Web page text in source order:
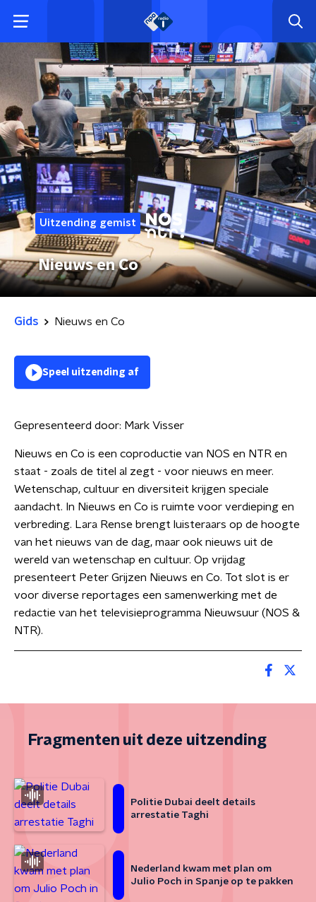
Uitzending gemist
Nieuws en Co
Gids Nieuws en Co
Speel uitzending af
Gepresenteerd door: Mark Visser
Nieuws en Co is een coproductie van NOS en NTR en
staat - zoals de titel al zegt - voor nieuws en meer.
Wetenschap, cultuur en diversiteit krijgen speciale
aandacht. In Nieuws en Co is ruimte voor verdieping en
verbreding. Lara Rense brengt luisteraars op de hoogte
van het nieuws van de dag, maar ook nieuws uit de
wereld van wetenschap en cultuur. Op vrijdag
presenteert Peter Grijzen Nieuws en Co. Tot slot is er
voor diverse reportages een samenwerking met de
redactie van het televisieprogramma Nieuwsuur (NOS &
NTR).
Fragmenten uit deze uitzending
Politie Dubai deelt details
arrestatie Taghi
Nederland kwam met plan om
Julio Poch in Spanje op te pakken